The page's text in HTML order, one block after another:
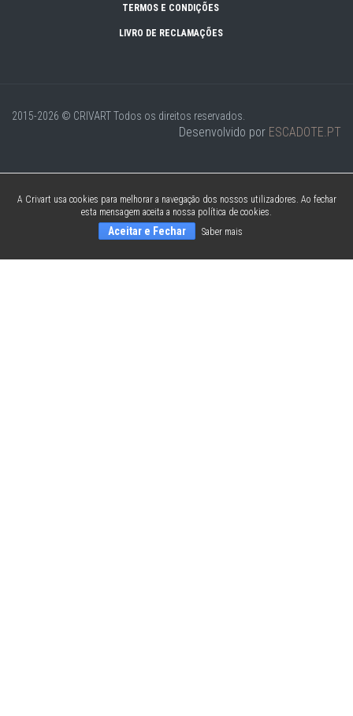
TERMOS E CONDIÇÕES
LIVRO DE RECLAMAÇÕES
2015-2026 © CRIVARTTodos os direitos reservados.
Desenvolvido por ESCADOTE.PT
A Crivart usa cookies para melhorar a navegação dos nossos utilizadores. Ao fechar
esta mensagem aceita a nossa política de cookies.
Aceitar e Fechar Saber mais